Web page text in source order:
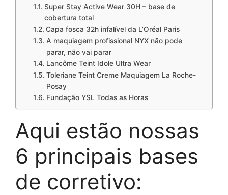
Super Stay Active Wear 30H – base de
cobertura total
Capa fosca 32h infalível da L’Oréal Paris
A maquiagem profissional NYX não pode
parar, não vai parar
Lancôme Teint Idole Ultra Wear
Toleriane Teint Creme Maquiagem La Roche-
Posay
Fundação YSL Todas as Horas
Aqui estão nossas
6 principais bases
de corretivo: